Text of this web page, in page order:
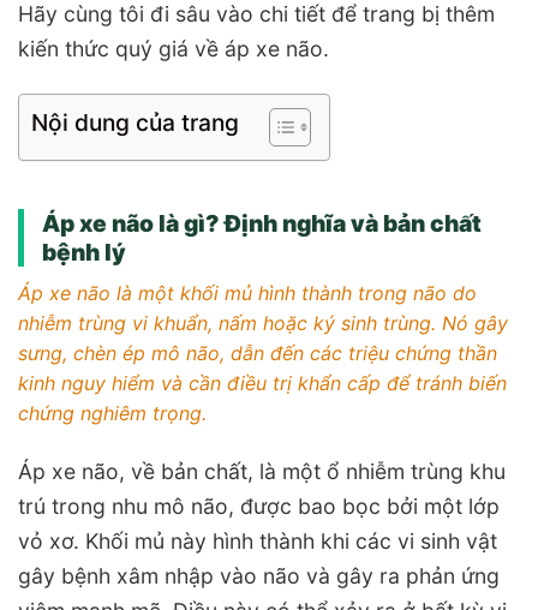
Hãy cùng tôi đi sâu vào chi tiết để trang bị thêm
kiến thức quý giá về áp xe não.
Nội dung của trang
Áp xe não là gì? Định nghĩa và bản chất
bệnh lý
Áp xe não là một khối mủ hình thành trong não do
nhiễm trùng vi khuẩn, nấm hoặc ký sinh trùng. Nó gây
sưng, chèn ép mô não, dẫn đến các triệu chứng thần
kinh nguy hiểm và cần điều trị khẩn cấp để tránh biến
chứng nghiêm trọng.
Áp xe não, về bản chất, là một ổ nhiễm trùng khu
trú trong nhu mô não, được bao bọc bởi một lớp
vỏ xơ. Khối mủ này hình thành khi các vi sinh vật
gây bệnh xâm nhập vào não và gây ra phản ứng